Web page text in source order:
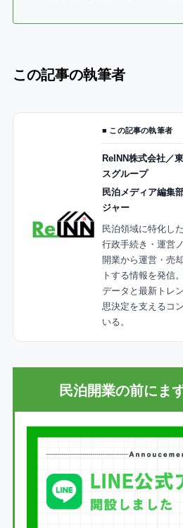
この記事の執筆者
■ この記事の執筆者
ReINN株式会社／
スグループ
民泊メディア編集
ジャー
民泊領域に特化し
行政手続き・運営
開業から運営・売
トする情報を発信
データと最新トレ
思決定を支えるコ
いる。
民泊開業の前にま